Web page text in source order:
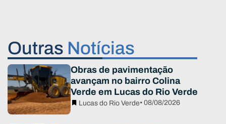
Outras Notícias
Obras de pavimentação
avançam no bairro Colina
Verde em Lucas do Rio Verde
Lucas do Rio Verde• 08/08/2026